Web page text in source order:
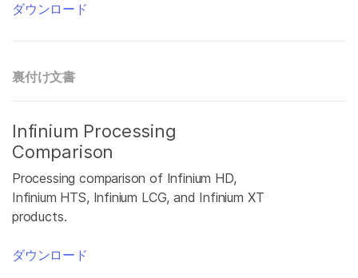
ダウンロード
裏付け文書
Infinium Processing
Comparison
Processing comparison of Infinium HD,
Infinium HTS, Infinium LCG, and Infinium XT
products.
ダウンロード